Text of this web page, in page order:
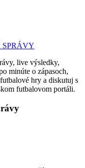
live výsledky,
minúte o zápasoch,
hry a diskutuj s
futbalovom portáli.